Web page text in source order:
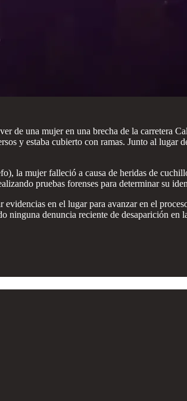
de una mujer en una brecha de la carretera
y estaba cubierto con ramas. Junto al
la mujer falleció a causa de heridas de
pruebas forenses para determinar su
evidencias en el lugar para avanzar en el
ninguna denuncia reciente de desaparición en